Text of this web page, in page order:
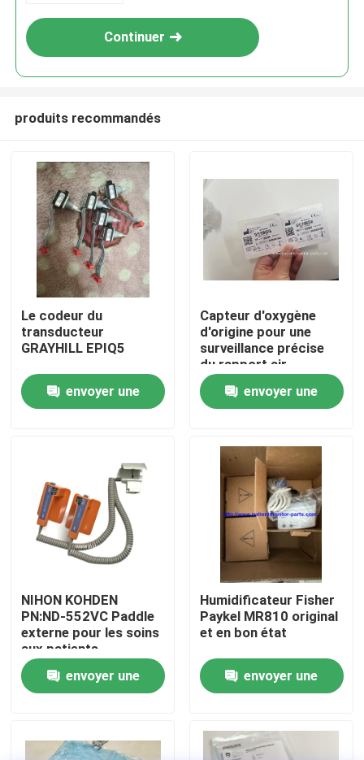
À la maison
Produits
Vidéos
Visite de l'usine
Contrôle de la qualité
Nous contacter
Demandez un devis
Module de moniteur patient
Continuer
produits recommandés
Le codeur du
transducteur
GRAYHILL EPIQ5
envoyer une
Capteur d'oxygène
d'origine pour une
surveillance précise
du rapport air-
carburant
envoyer une
NIHON KOHDEN
PN:ND-552VC Paddle
externe pour les soins
aux patients
envoyer une
Humidificateur Fisher
Paykel MR810 original
et en bon état
envoyer une